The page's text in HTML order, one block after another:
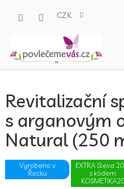
CZK
Revitalizační
s arganovým
Natural (250
Vyrobeno v
Řecku
EXTRA Sleva
s kódem: